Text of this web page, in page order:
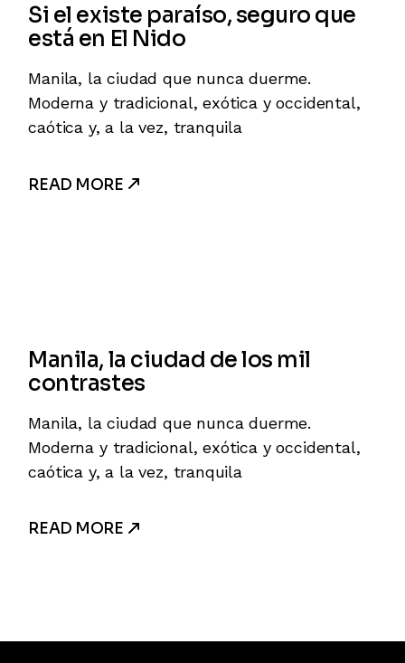
Si el existe paraíso, seguro que
está en El Nido
Manila, la ciudad que nunca duerme.
Moderna y tradicional, exótica y occidental,
caótica y, a la vez, tranquila
READ MORE
Manila, la ciudad de los mil
contrastes
Manila, la ciudad que nunca duerme.
Moderna y tradicional, exótica y occidental,
caótica y, a la vez, tranquila
READ MORE